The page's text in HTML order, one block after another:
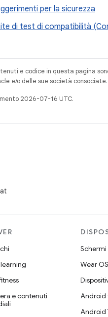
per la sicurezza
di test di compatibilità
e codice in questa pagina
e/o delle sue società consociate.
2026-07-16 UTC.
e contenuti
Wear OS
Android
Android